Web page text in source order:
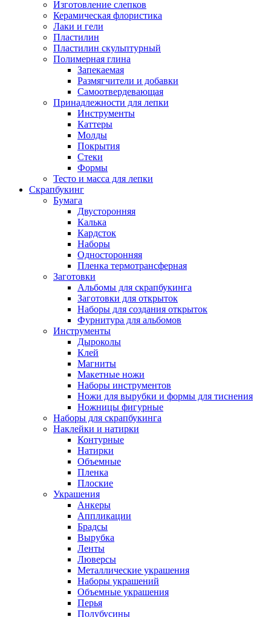
Изготовление слепков
Керамическая флористика
Лаки и гели
Пластилин
Пластилин скульптурный
Полимерная глина
Запекаемая
Размягчители и добавки
Самоотвердевающая
Принадлежности для лепки
Инструменты
Каттеры
Молды
Покрытия
Стеки
Формы
Тесто и масса для лепки
Скрапбукинг
Бумага
Двусторонняя
Калька
Кардсток
Наборы
Односторонняя
Пленка термотрансферная
Заготовки
Альбомы для скрапбукинга
Заготовки для открыток
Наборы для создания открыток
Фурнитура для альбомов
Инструменты
Дыроколы
Клей
Магниты
Макетные ножи
Наборы инструментов
Ножи для вырубки и формы для тиснения
Ножницы фигурные
Наборы для скрапбукинга
Наклейки и натирки
Контурные
Натирки
Объемные
Пленка
Плоские
Украшения
Анкеры
Аппликации
Брадсы
Вырубка
Ленты
Люверсы
Металлические украшения
Наборы украшений
Объемные украшения
Перья
Полубусины